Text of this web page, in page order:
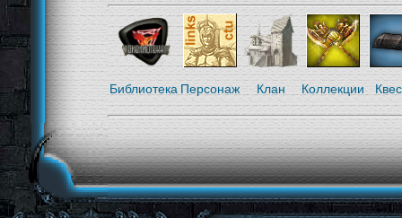
Библиотека Персонаж Клан Коллекции